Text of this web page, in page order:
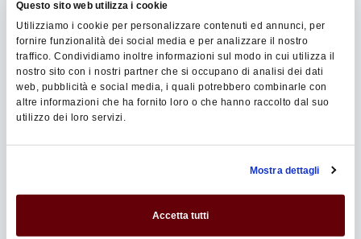
Questo sito web utilizza i cookie
Utilizziamo i cookie per personalizzare contenuti ed annunci, per
fornire funzionalità dei social media e per analizzare il nostro
traffico. Condividiamo inoltre informazioni sul modo in cui utilizza il
nostro sito con i nostri partner che si occupano di analisi dei dati
web, pubblicità e social media, i quali potrebbero combinarle con
altre informazioni che ha fornito loro o che hanno raccolto dal suo
utilizzo dei loro servizi.
Mostra dettagli
Accetta tutti
Agenzia delle entrate
Provvedimenti del Direttore soggetti a
pubblicità legale
Provvedimento del 30/01/2024-
Disposizioni attuative del decreto
legislativo n. 32 del 1° marzo 2023 di
del Consiglio del 22 marzo 2021,
recante modifica della direttiva
2011/16/UE per quanto riguarda lo
scambio automatico obbligatorio di